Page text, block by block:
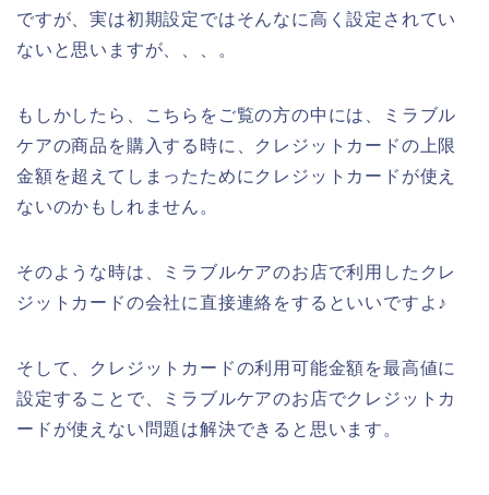
ですが、実は初期設定ではそんなに高く設定されてい
ないと思いますが、、、。
もしかしたら、こちらをご覧の方の中には、ミラブル
ケアの商品を購入する時に、クレジットカードの上限
金額を超えてしまったためにクレジットカードが使え
ないのかもしれません。
そのような時は、ミラブルケアのお店で利用したクレ
ジットカードの会社に直接連絡をするといいですよ♪
そして、クレジットカードの利用可能金額を最高値に
設定することで、ミラブルケアのお店でクレジットカ
ードが使えない問題は解決できると思います。